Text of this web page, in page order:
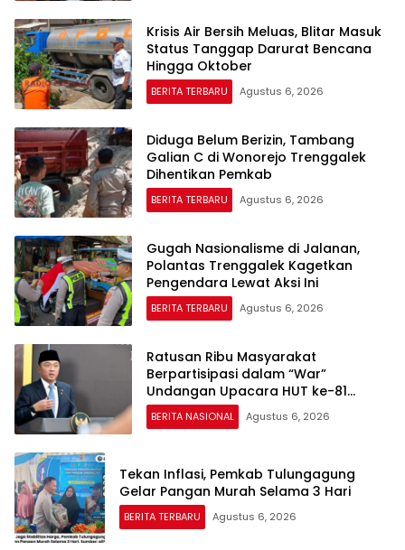
Krisis Air Bersih Meluas, Blitar Masuk
Status Tanggap Darurat Bencana
Hingga Oktober
BERITA TERBARU Agustus 6, 2026
Diduga Belum Berizin, Tambang
Galian C di Wonorejo Trenggalek
Dihentikan Pemkab
BERITA TERBARU Agustus 6, 2026
Gugah Nasionalisme di Jalanan,
Polantas Trenggalek Kagetkan
Pengendara Lewat Aksi Ini
BERITA TERBARU Agustus 6, 2026
Ratusan Ribu Masyarakat
Berpartisipasi dalam “War”
Undangan Upacara HUT ke-81
Kemerdekaan RI
BERITA NASIONAL Agustus 6, 2026
Tekan Inflasi, Pemkab Tulungagung
Gelar Pangan Murah Selama 3 Hari
BERITA TERBARU Agustus 6, 2026